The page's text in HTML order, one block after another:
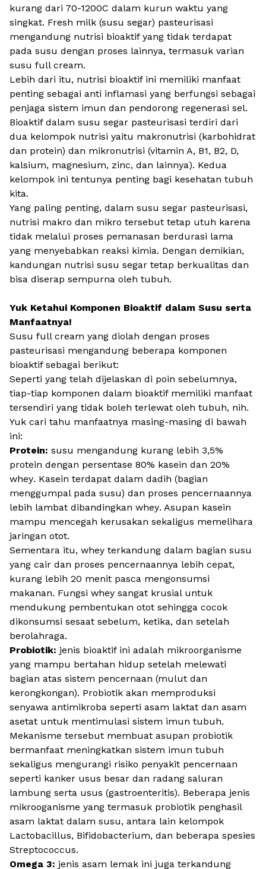
kurang dari 70-1200C dalam kurun waktu yang
singkat. Fresh milk (susu segar) pasteurisasi
mengandung nutrisi bioaktif yang tidak terdapat
pada susu dengan proses lainnya, termasuk varian
susu full cream.
Lebih dari itu, nutrisi bioaktif ini memiliki manfaat
penting sebagai anti inflamasi yang berfungsi sebagai
penjaga sistem imun dan pendorong regenerasi sel.
Bioaktif dalam susu segar pasteurisasi terdiri dari
dua kelompok nutrisi yaitu makronutrisi (karbohidrat
dan protein) dan mikronutrisi (vitamin A, B1, B2, D,
kalsium, magnesium, zinc, dan lainnya). Kedua
kelompok ini tentunya penting bagi kesehatan tubuh
kita.
Yang paling penting, dalam susu segar pasteurisasi,
nutrisi makro dan mikro tersebut tetap utuh karena
tidak melalui proses pemanasan berdurasi lama
yang menyebabkan reaksi kimia. Dengan demikian,
kandungan nutrisi susu segar tetap berkualitas dan
bisa diserap sempurna oleh tubuh.
Yuk Ketahui Komponen Bioaktif dalam Susu serta
Manfaatnya!
Susu full cream yang diolah dengan proses
pasteurisasi mengandung beberapa komponen
bioaktif sebagai berikut:
Seperti yang telah dijelaskan di poin sebelumnya,
tiap-tiap komponen dalam bioaktif memiliki manfaat
tersendiri yang tidak boleh terlewat oleh tubuh, nih.
Yuk cari tahu manfaatnya masing-masing di bawah
ini:
Protein: susu mengandung kurang lebih 3,5%
protein dengan persentase 80% kasein dan 20%
whey. Kasein terdapat dalam dadih (bagian
menggumpal pada susu) dan proses pencernaannya
lebih lambat dibandingkan whey. Asupan kasein
mampu mencegah kerusakan sekaligus memelihara
jaringan otot.
Sementara itu, whey terkandung dalam bagian susu
yang cair dan proses pencernaannya lebih cepat,
kurang lebih 20 menit pasca mengonsumsi
makanan. Fungsi whey sangat krusial untuk
mendukung pembentukan otot sehingga cocok
dikonsumsi sesaat sebelum, ketika, dan setelah
berolahraga.
Probiotik: jenis bioaktif ini adalah mikroorganisme
yang mampu bertahan hidup setelah melewati
bagian atas sistem pencernaan (mulut dan
kerongkongan). Probiotik akan memproduksi
senyawa antimikroba seperti asam laktat dan asam
asetat untuk mentimulasi sistem imun tubuh.
Mekanisme tersebut membuat asupan probiotik
bermanfaat meningkatkan sistem imun tubuh
sekaligus mengurangi risiko penyakit pencernaan
seperti kanker usus besar dan radang saluran
lambung serta usus (gastroenteritis). Beberapa jenis
mikrooganisme yang termasuk probiotik penghasil
asam laktat dalam susu, antara lain kelompok
Lactobacillus, Bifidobacterium, dan beberapa spesies
Streptococcus.
Omega 3: jenis asam lemak ini juga terkandung